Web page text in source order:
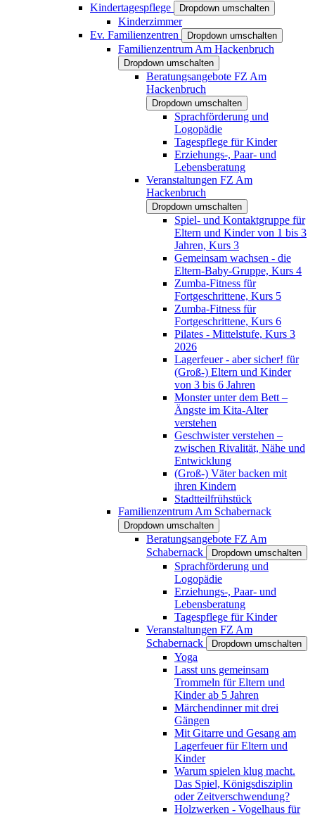
Kindertagespflege
Dropdown umschalten
Kinderzimmer
Ev. Familienzentren
Dropdown umschalten
Familienzentrum Am Hackenbruch
Dropdown umschalten
Beratungsangebote FZ Am
Hackenbruch
Dropdown umschalten
Sprachförderung und
Logopädie
Tagespflege für Kinder
Erziehungs-, Paar- und
Lebensberatung
Veranstaltungen FZ Am
Hackenbruch
Dropdown umschalten
Spiel- und Kontaktgruppe für
Eltern und Kinder von 1 bis 3
Jahren, Kurs 3
Gemeinsam wachsen - die
Eltern-Baby-Gruppe, Kurs 4
Zumba-Fitness für
Fortgeschrittene, Kurs 5
Zumba-Fitness für
Fortgeschrittene, Kurs 6
Pilates - Mittelstufe, Kurs 3
2026
Lagerfeuer - aber sicher! für
(Groß-) Eltern und Kinder
von 3 bis 6 Jahren
Monster unter dem Bett –
Ängste im Kita-Alter
verstehen
Geschwister verstehen –
zwischen Rivalität, Nähe und
Entwicklung
(Groß-) Väter backen mit
ihren Kindern
Stadtteilfrühstück
Familienzentrum Am Schabernack
Dropdown umschalten
Beratungsangebote FZ Am
Schabernack
Dropdown umschalten
Sprachförderung und
Logopädie
Erziehungs-, Paar- und
Lebensberatung
Tagespflege für Kinder
Veranstaltungen FZ Am
Schabernack
Dropdown umschalten
Yoga
Lasst uns gemeinsam
Trommeln für Eltern und
Kinder ab 5 Jahren
Märchendinner mit drei
Gängen
Mit Gitarre und Gesang am
Lagerfeuer für Eltern und
Kinder
Warum spielen klug macht.
Das Spiel, Königsdisziplin
oder Zeitverschwendung?
Holzwerken - Vogelhaus für